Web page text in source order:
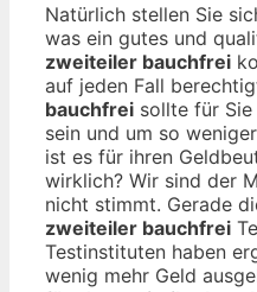
Natürlich stellen Sie
was ein gutes und
zweiteiler bauchfrei
auf jeden Fall
bauchfrei sollte für
sein und um so
ist es für ihren
wirklich? Wir sind der
nicht stimmt. Gerade
zweiteiler bauchfrei
Testinstituten haben
wenig mehr Geld